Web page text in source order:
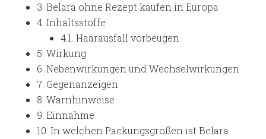
3. Belara ohne Rezept kaufen in Europa
4. Inhaltsstoffe
4.1. Haarausfall vorbeugen
5. Wirkung
6. Nebenwirkungen und Wechselwirkungen
7. Gegenanzeigen
8. Warnhinweise
9. Einnahme
10. In welchen Packungsgrößen ist Belara